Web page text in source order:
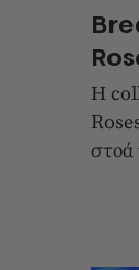
Η
στοά